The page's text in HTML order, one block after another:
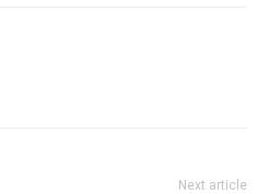
Next article